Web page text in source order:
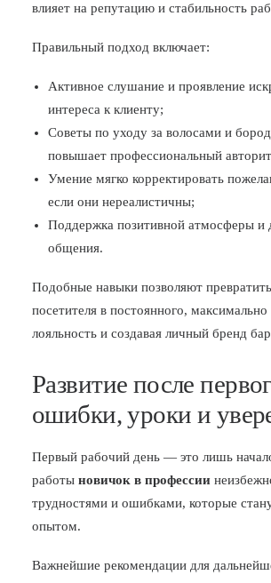
влияет на репутацию и стабильность
Правильный подход включает:
Активное слушание и проявление
интереса к клиенту;
Советы по уходу за волосами и
повышает профессиональный
Умение мягко корректировать
если они нереалистичны;
Поддержка позитивной атмосферы и
общения.
Подобные навыки позволяют
посетителя в постоянного,
лояльность и создавая личный бренд
Развитие после
ошибки, уроки и
Первый рабочий день — это лишь
работы новичок в профессии
трудностями и ошибками, которые
опытом.
Важнейшие рекомендации для